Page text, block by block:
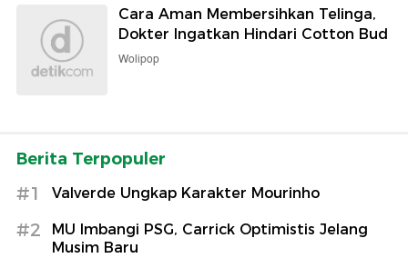
Cara Aman Membersihkan Telinga,
Dokter Ingatkan Hindari Cotton Bud
Wolipop
Berita Terpopuler
#1 Valverde Ungkap Karakter Mourinho
#2
MU Imbangi PSG, Carrick Optimistis Jelang
Musim Baru